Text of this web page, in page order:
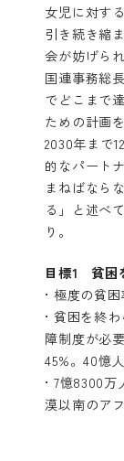
女児に対す
引き続き縮
会が妨げら
国連事務総
でどこまで
ための計画
2030年まで
的なパート
まねばなら
る」と述べ
り。
目標1 貧困
• 極度の貧
• 貧困を終
障制度が必
45%。40憶
• 7憶8300
漠以南のア